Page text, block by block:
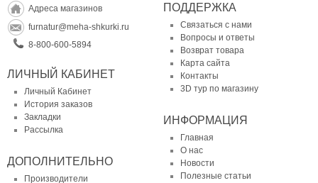
Адреса магазинов
furnatur@meha-shkurki.ru
8-800-600-5894
ЛИЧНЫЙ КАБИНЕТ
Личный Кабинет
История заказов
Закладки
Рассылка
ДОПОЛНИТЕЛЬНО
Производители
ПОДДЕРЖКА
Связаться с нами
Вопросы и ответы
Возврат товара
Карта сайта
Контакты
3D тур по магазину
ИНФОРМАЦИЯ
Главная
О нас
Новости
Полезные статьи